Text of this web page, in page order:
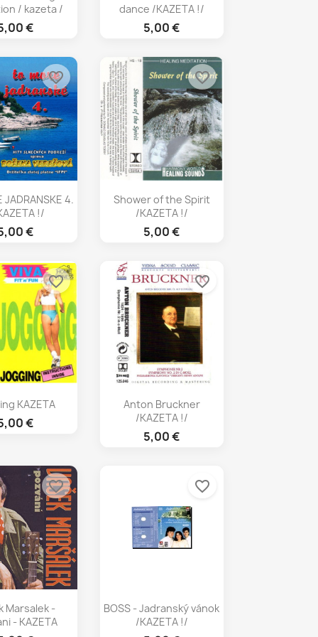
/ kazeta /
€
dance /KAZETA !/
5,00 €
náhľad
JADRANSKE 4.
!/
€
favorite_border
Rýchly náhľad
Shower of the Spirit
/KAZETA !/
5,00 €
favorite_border
náhľad
KAZETA
€
favorite_border
Rýchly náhľad
Anton Bruckner
/KAZETA !/
5,00 €
favorite_border
náhľad
Marsalek -
- KAZETA
favorite_border
 Rýchly náhľad
BOSS - Jadranský vánok
/KAZETA !/
favorite_border